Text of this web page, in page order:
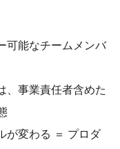
可能なチームメンバ
、事業責任者含めた
が変わる ＝ プロダ